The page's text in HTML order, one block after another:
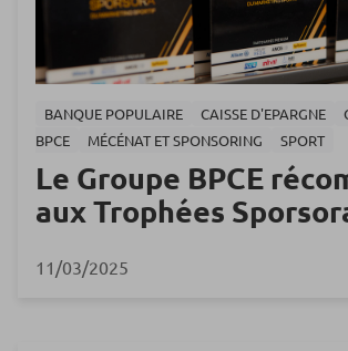
BANQUE POPULAIRE CAISSE D'EPARGNE
BPCE
MÉCÉNAT ET SPONSORING SPORT
Le Groupe BPCE
aux Trophées
11/03/2025